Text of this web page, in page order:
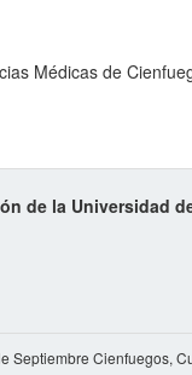
Médicas de
de la Universidad
Septiembre Cienfuegos,